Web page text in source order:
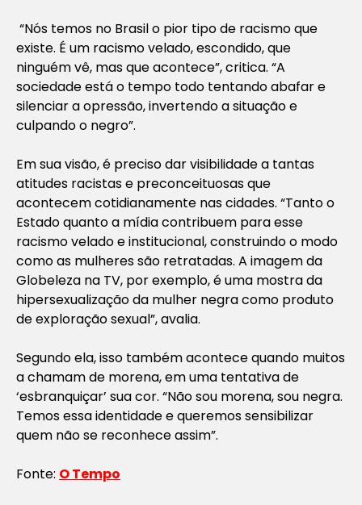
“Nós temos no Brasil o pior tipo de racismo que
existe. É um racismo velado, escondido, que
ninguém vê, mas que acontece”, critica. “A
sociedade está o tempo todo tentando abafar e
silenciar a opressão, invertendo a situação e
culpando o negro”.
Em sua visão, é preciso dar visibilidade a tantas
atitudes racistas e preconceituosas que
acontecem cotidianamente nas cidades. “Tanto o
Estado quanto a mídia contribuem para esse
racismo velado e institucional, construindo o modo
como as mulheres são retratadas. A imagem da
Globeleza na TV, por exemplo, é uma mostra da
hipersexualização da mulher negra como produto
de exploração sexual”, avalia.
Segundo ela, isso também acontece quando muitos
a chamam de morena, em uma tentativa de
‘esbranquiçar’ sua cor. “Não sou morena, sou negra.
Temos essa identidade e queremos sensibilizar
quem não se reconhece assim”.
Fonte: O Tempo